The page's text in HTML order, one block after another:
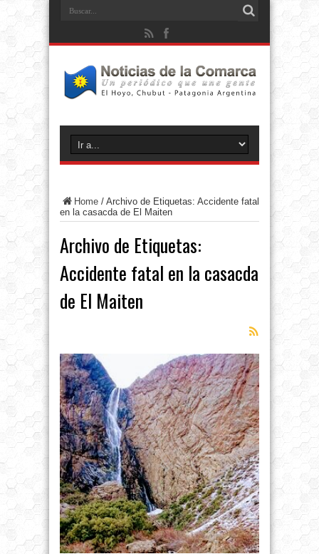
Home / Archivo de Etiquetas: Accidente fatal
en la casacda de El Maiten
Archivo de Etiquetas:
Accidente fatal en la casacda
de El Maiten